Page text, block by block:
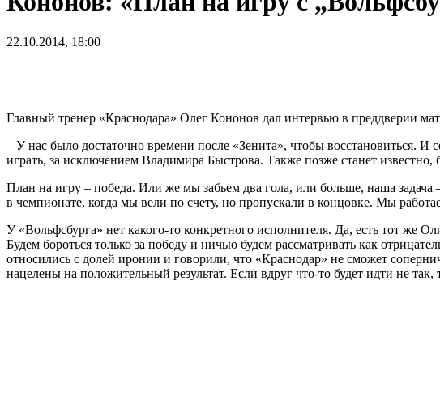
22.10.2014, 18:00
Главный тренер «Краснодара» Олег Кононов дал интервью в преддверии
– У нас было достаточно времени после «Зенита», чтобы восстановиться.
играть, за исключением Владимира Быстрова. Также позже станет известно,
План на игру – победа. Или же мы забьем два гола, или больше, наша
в чемпионате, когда мы вели по счету, но пропускали в концовке. Мы
У «Вольфсбурга» нет какого-то конкретного исполнителя. Да, есть тот же
Будем бороться только за победу и ничью будем рассматривать как
относились с долей иронии и говорили, что «Краснодар» не сможет
нацелены на положительный результат. Если вдруг что-то будет идти не